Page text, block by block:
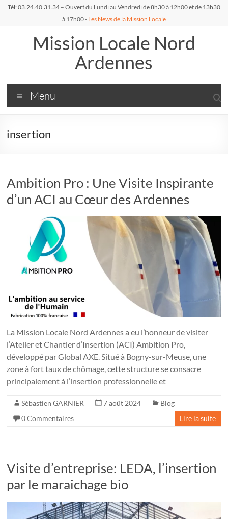
AllerTél: 03.24.40.31.34 – Ouvert du Lundi au Vendredi de 8h30 à 12h00 et de 13h30
à 17h00 - Les News de la Mission Locale
Mission Locale Nord
Ardennes
Menu
insertion
Ambition Pro : Une Visite Inspirante
d’un ACI au Cœur des Ardennes
La Mission Locale Nord Ardennes a eu l’honneur de visiter
l’Atelier et Chantier d’Insertion (ACI) Ambition Pro,
développé par Global AXE. Situé à Bogny-sur-Meuse, une
zone à fort taux de chômage, cette structure se consacre
principalement à l’insertion professionnelle et
Sébastien GARNIER 7 août 2024
Blog
0 Commentaires
Lire la suite
Visite d’entreprise: LEDA, l’insertion
par le maraichage bio